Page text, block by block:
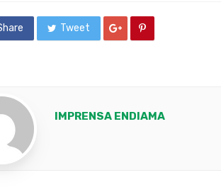
Tweet
IMPRENSA ENDIAMA